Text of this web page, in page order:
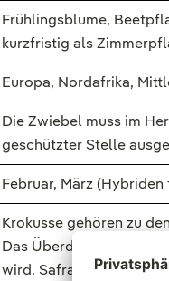
Frühlingsblume,
kurzfristig als
Europa, Nordafrika,
Die Zwiebel muss im
geschützter Stelle
Februar, März
Krokusse gehören zu
Das
wird. Safran ist eine